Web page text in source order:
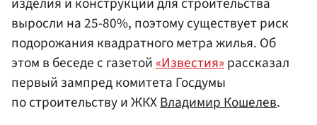
выросли на 25-80%, поэтому существует риск
подорожания квадратного метра жилья. Об
этом в беседе с газетой«Известия»рассказал
первый зампред комитета Госдумы
по строительству и ЖКХВладимир Кошелев.